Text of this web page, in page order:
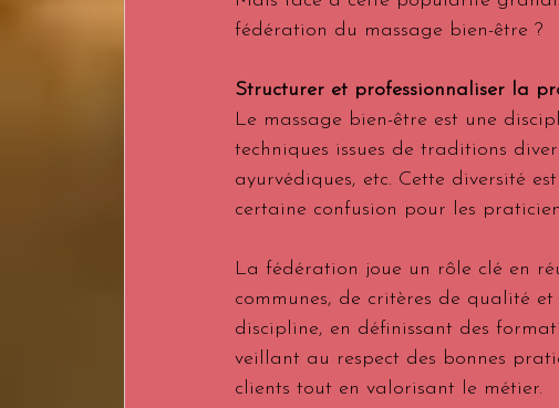
fédération du massage bien-être ?
Structurer et professionnaliser la
Le massage bien-être est une
techniques issues de traditions
ayurvédiques, etc. Cette diversité
certaine confusion pour les
La fédération joue un rôle clé en
communes, de critères de qualité
discipline, en définissant des
veillant au respect des bonnes
clients tout en valorisant le métier.